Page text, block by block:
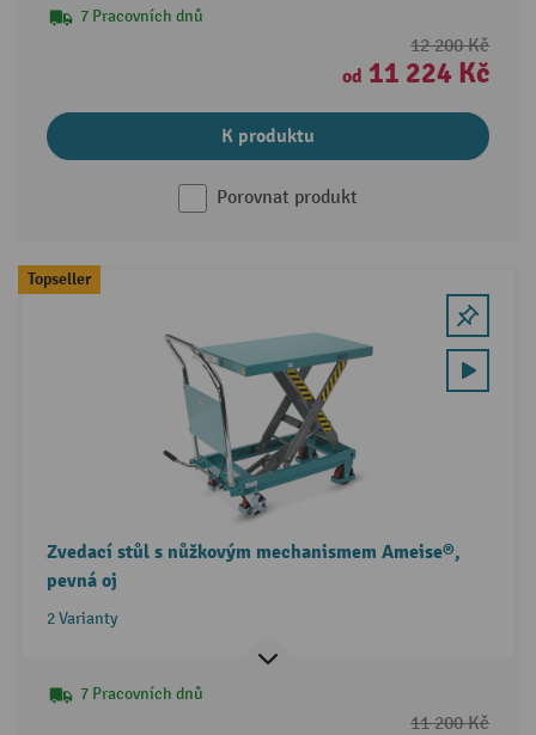
7 Pracovních dnů
12 200 Kč
od 11 224 Kč
K produktu
Porovnat produkt
Topseller
Zvedací stůl s nůžkovým mechanismem Ameise®,
pevná oj
2 Varianty
7 Pracovních dnů
11 200 Kč